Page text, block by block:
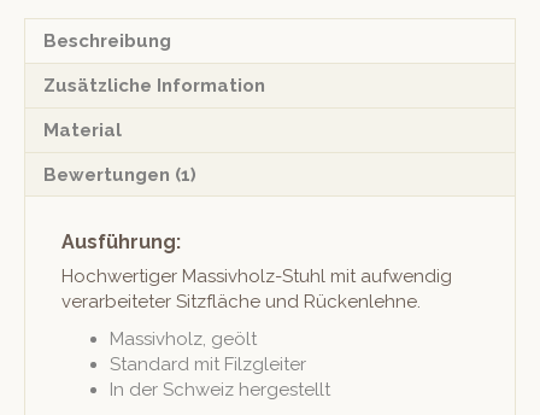
Beschreibung
Zusätzliche Information
Material
Bewertungen (1)
Ausführung:
Hochw­er­tiger Mas­sivholz-Stuhl mit aufwendig
ver­ar­beit­eter Sitzfläche und Rückenlehne.
Mas­sivholz, geölt
Stan­dard mit Filzgleiter
In der Schweiz hergestellt